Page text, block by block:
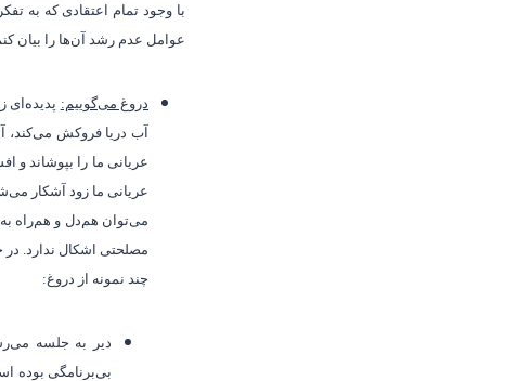
با وجود تمام اعتقادی که به
عوامل عدم رشد آن‌ها را بیان
دروغ‌ می‌گوییم: پدیده‌ای
آب دریا فروکش می‌کند،
عریانی ما را بپوشاند
عریانی ما زود آشکار
می‌توان هم‌دل و هم‌راه به
مصلحتی اشکال ندارد. در
چند نمونه از دروغ:
دیر به جلسه
بی‌برنامگی بوده